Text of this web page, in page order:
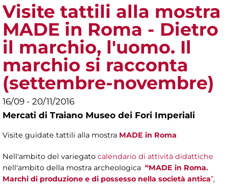
Visite tattili alla mostra
MADE in Roma - Dietro
il marchio, l'uomo. Il
marchio si racconta
(settembre-novembre)
16/09 - 20/11/2016
Mercati di Traiano Museo dei Fori Imperiali
Visite guidate tattili alla mostra MADE in Roma
Nell'ambito del variegato calendario di attività didattiche
nell'ambito della mostra archeologica “MADE in Roma.
Marchi di produzione e di possesso nella società antica”,